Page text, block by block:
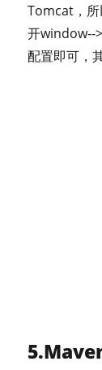
Tomcat，
开window--
配置即可，